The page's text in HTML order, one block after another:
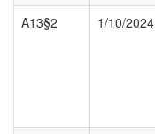
A13§2
1/10/2024